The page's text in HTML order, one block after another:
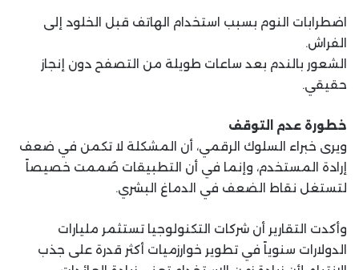
اضطرابات النوم بسبب استخدام الهاتف قبل الخلود إلى
الفراش.
الشعور بالندم بعد ساعات طويلة من التصفح دون إنجاز
حقيقي.
خطورة عدم التوقف
ويرى خبراء السلوك الرقمي، أن المشكلة لا تكمن في ضعف
إرادة المستخدم، وإنما في أن التطبيقات صُممت خصيصاً
لتستغل نقاط الضعف في الدماغ البشري.
وأكدت التقارير أن شركات التكنولوجيا تستثمر مليارات
الدولارات سنوياً في تطوير خوارزميات أكثر قدرة على جذب